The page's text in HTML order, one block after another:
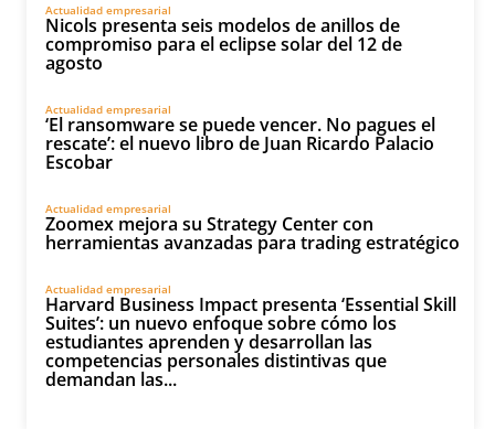
Actualidad empresarial
Nicols presenta seis modelos de anillos de
compromiso para el eclipse solar del 12 de
agosto
Actualidad empresarial
‘El ransomware se puede vencer. No pagues el
rescate’: el nuevo libro de Juan Ricardo Palacio
Escobar
Actualidad empresarial
Zoomex mejora su Strategy Center con
herramientas avanzadas para trading estratégico
Actualidad empresarial
Harvard Business Impact presenta ‘Essential Skill
Suites’: un nuevo enfoque sobre cómo los
estudiantes aprenden y desarrollan las
competencias personales distintivas que
demandan las...